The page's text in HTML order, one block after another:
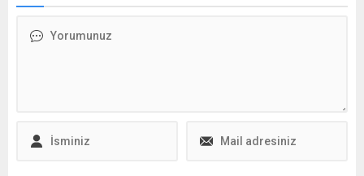
borç yapılandırmasının
gerektiğini söyledi.
rekor seviyede